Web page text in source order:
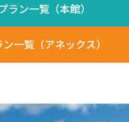
ラン一覧（本館）
一覧（アネックス）